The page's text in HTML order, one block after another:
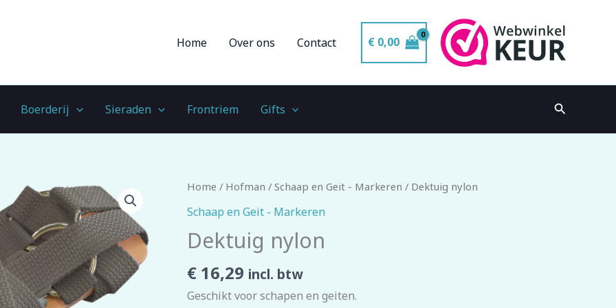
Home Over ons Contact € 0,00
Boerderij Sieraden Frontriem Gifts Zoeken
Home / Hofman / Schaap en Geit - Markeren / Dektuig nylon
Schaap en Geit - Markeren
Dektuig nylon
€ 16,29 incl. btw
Geschikt voor schapen en geiten.
Dektuig
nylon
aantal